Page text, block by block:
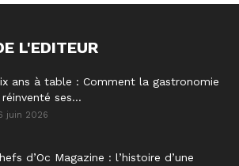
L'EDITEUR
ans à table : Comment la gastronomie
réinventé ses...
juin 2026
d’Oc Magazine : l’histoire d’une